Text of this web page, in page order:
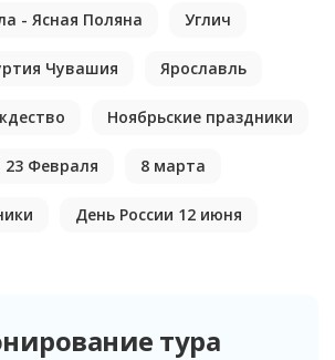
- Ясная Поляна Углич
Чувашия Ярославль
Ноябрьские праздники
23 Февраля 8 марта
День России 12 июня
тура